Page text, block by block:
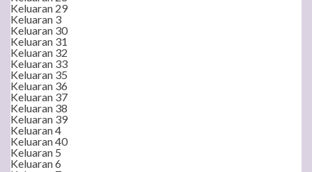
Keluaran 29
Keluaran 3
Keluaran 30
Keluaran 31
Keluaran 32
Keluaran 33
Keluaran 35
Keluaran 36
Keluaran 37
Keluaran 38
Keluaran 39
Keluaran 4
Keluaran 40
Keluaran 5
Keluaran 6